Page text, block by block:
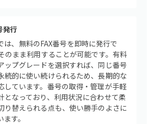
発行
、無料のFAX番号を即時に発行で
のまま利用することが可能です。有料
ップグレードを選択すれば、同じ番号
続的に使い続けられるため、長期的な
しています。番号の取得・管理が手軽
となっており、利用状況に合わせて柔
り替えられる点も、使い勝手のよさに
す。